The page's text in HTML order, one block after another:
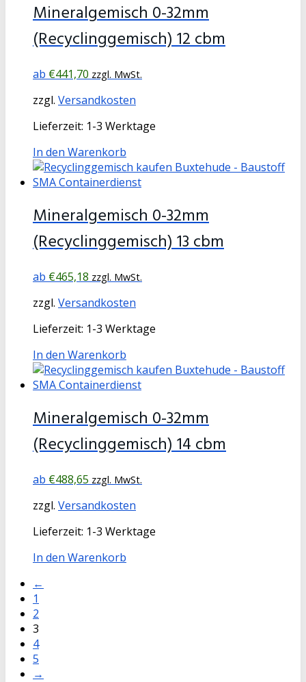
Mineralgemisch 0-32mm
(Recyclinggemisch) 12 cbm
€441,70 zzgl. MwSt.
zzgl. Versandkosten
Lieferzeit: 1-3 Werktage
In den Warenkorb
Mineralgemisch 0-32mm
(Recyclinggemisch) 13 cbm
€465,18 zzgl. MwSt.
zzgl. Versandkosten
Lieferzeit: 1-3 Werktage
In den Warenkorb
Mineralgemisch 0-32mm
(Recyclinggemisch) 14 cbm
€488,65 zzgl. MwSt.
zzgl. Versandkosten
Lieferzeit: 1-3 Werktage
In den Warenkorb
←
1
2
3
4
5
→